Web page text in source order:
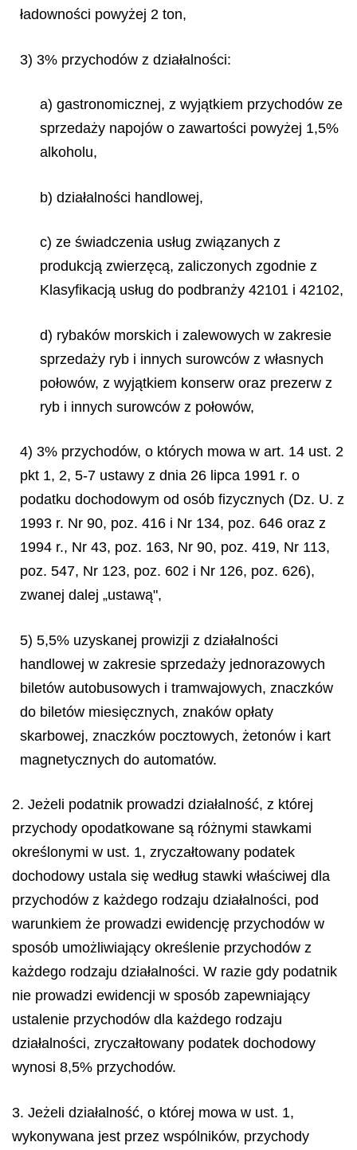
ładowności powyżej 2 ton,
3) 3% przychodów z działalności:
a) gastronomicznej, z wyjątkiem przychodów ze
sprzedaży napojów o zawartości powyżej 1,5%
alkoholu,
b) działalności handlowej,
c) ze świadczenia usług związanych z
produkcją zwierzęcą, zaliczonych zgodnie z
Klasyfikacją usług do podbranży 42101 i 42102,
d) rybaków morskich i zalewowych w zakresie
sprzedaży ryb i innych surowców z własnych
połowów, z wyjątkiem konserw oraz prezerw z
ryb i innych surowców z połowów,
4) 3% przychodów, o których mowa w art. 14 ust. 2
pkt 1, 2, 5-7 ustawy z dnia 26 lipca 1991 r. o
podatku dochodowym od osób fizycznych (Dz. U. z
1993 r. Nr 90, poz. 416 i Nr 134, poz. 646 oraz z
1994 r., Nr 43, poz. 163, Nr 90, poz. 419, Nr 113,
poz. 547, Nr 123, poz. 602 i Nr 126, poz. 626),
zwanej dalej „ustawą",
5) 5,5% uzyskanej prowizji z działalności
handlowej w zakresie sprzedaży jednorazowych
biletów autobusowych i tramwajowych, znaczków
do biletów miesięcznych, znaków opłaty
skarbowej, znaczków pocztowych, żetonów i kart
magnetycznych do automatów.
2. Jeżeli podatnik prowadzi działalność, z której
przychody opodatkowane są różnymi stawkami
określonymi w ust. 1, zryczałtowany podatek
dochodowy ustala się według stawki właściwej dla
przychodów z każdego rodzaju działalności, pod
warunkiem że prowadzi ewidencję przychodów w
sposób umożliwiający określenie przychodów z
każdego rodzaju działalności. W razie gdy podatnik
nie prowadzi ewidencji w sposób zapewniający
ustalenie przychodów dla każdego rodzaju
działalności, zryczałtowany podatek dochodowy
wynosi 8,5% przychodów.
3. Jeżeli działalność, o której mowa w ust. 1,
wykonywana jest przez wspólników, przychody